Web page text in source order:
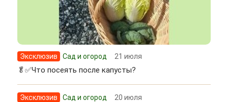
Эксклюзив Сад и огород 21 июля
🥬✅Что посеять после капусты?
Эксклюзив Сад и огород 20 июля